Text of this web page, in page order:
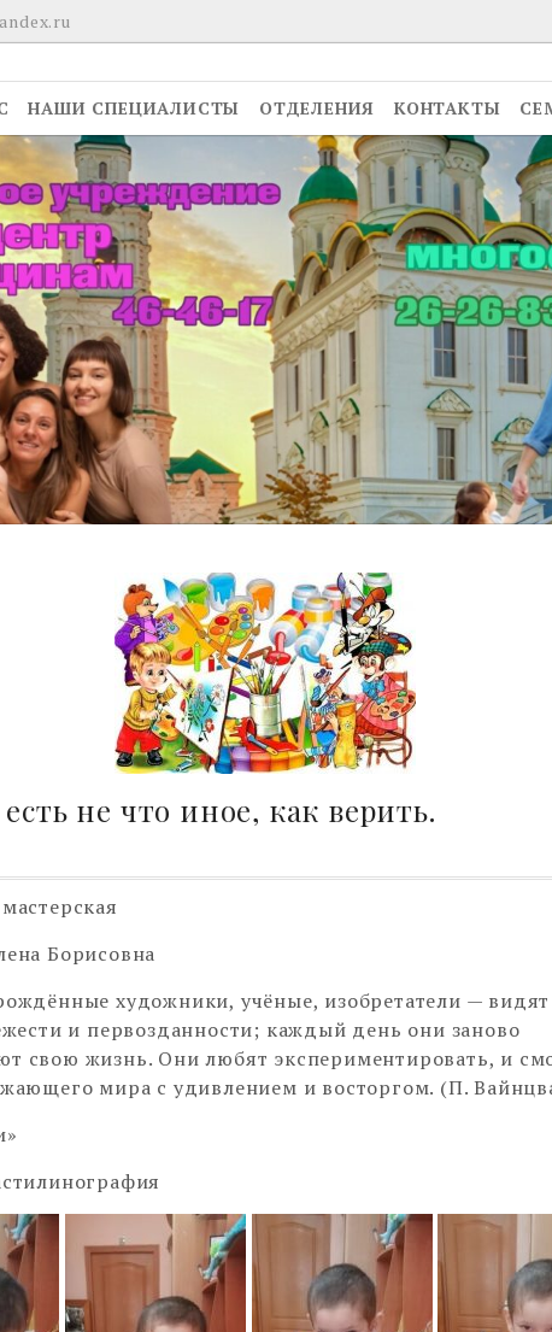
НАШИ СПЕЦИАЛИСТЫ ОТДЕЛЕНИЯ КОНТАКТЫ
не что иное, как верить.
Борисовна
художники, учёные, изобретатели —
и первозданности; каждый день они заново
свою жизнь. Они любят экспериментировать, и
мира с удивлением и восторгом. (П.